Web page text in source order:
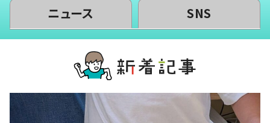
ニュース SNS